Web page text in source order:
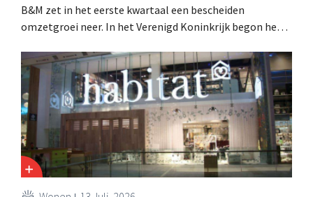
B&M zet in het eerste kwartaal een bescheiden
omzetgroei neer. In het Verenigd Koninkrijk begon het
een betere prestatie van Heron Foods vingen de daling
op.